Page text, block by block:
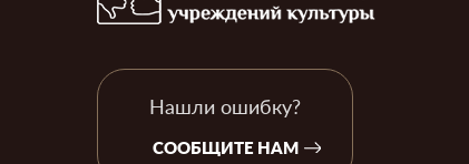
Нашли ошибку?
СООБЩИТЕ НАМ